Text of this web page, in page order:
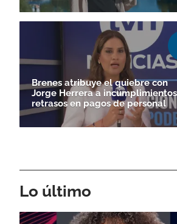
Brenes atribuye el quiebre con
Jorge Herrera a
retrasos en pagos de personal
Lo último